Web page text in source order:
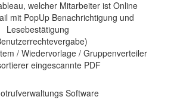
welcher Mitarbeiter ist Online
mit PopUp Benachrichtigung und
Lesebestätigung
/ Wiedervorlage / Gruppenverteiler
eingescannte PDF
Software